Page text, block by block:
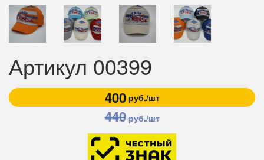
Артикул 00399
400руб./шт
440руб./шт